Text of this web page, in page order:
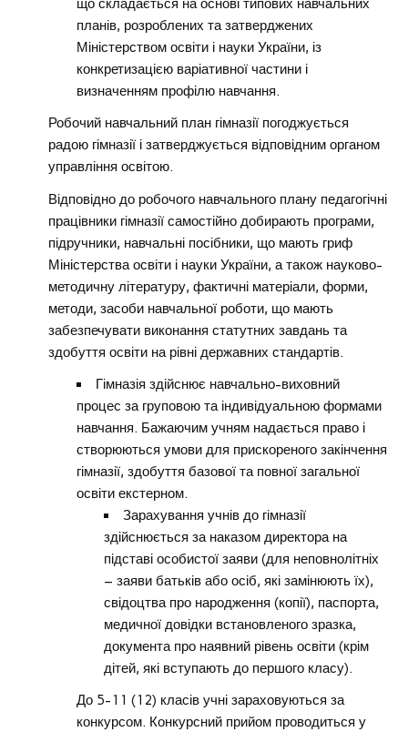
що складається на основі типових навчальних
планів, розроблених та затверджених
Міністерством освіти і науки України, із
конкретизацією варіативної частини і
визначенням профілю навчання.
Робочий навчальний план гімназії погоджується
радою гімназії і затверджується відповідним органом
управління освітою.
Відповідно до робочого навчального плану педагогічні
працівники гімназії самостійно добирають програми,
підручники, навчальні посібники, що мають гриф
Міністерства освіти і науки України, а також науково-
методичну літературу, фактичні матеріали, форми,
методи, засоби навчальної роботи, що мають
забезпечувати виконання статутних завдань та
здобуття освіти на рівні державних стандартів.
Гімназія здійснює навчально-виховний
процес за груповою та індивідуальною формами
навчання. Бажаючим учням надається право і
створюються умови для прискореного закінчення
гімназії, здобуття базової та повної загальної
освіти екстерном.
Зарахування учнів до гімназії
здійснюється за наказом директора на
підставі особистої заяви (для неповнолітніх
– заяви батьків або осіб, які замінюють їх),
свідоцтва про народження (копії), паспорта,
медичної довідки встановленого зразка,
документа про наявний рівень освіти (крім
дітей, які вступають до першого класу).
До 5-11 (12) класів учні зараховуються за
конкурсом. Конкурсний прийом проводиться у